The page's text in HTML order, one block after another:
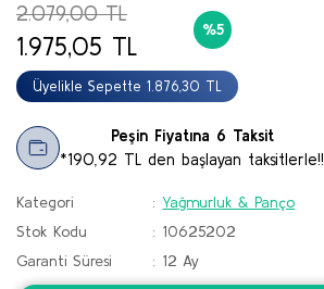
2.079,00 TL
1.975,05 TL
Üyelikle Sepette 1.876,30 TL
%5
Peşin Fiyatına 6 Taksit
*190,92 TL den başlayan taksitlerle!!
Kategori
Yağmurluk & Panço
Stok Kodu
10625202
Garanti Süresi
12 Ay